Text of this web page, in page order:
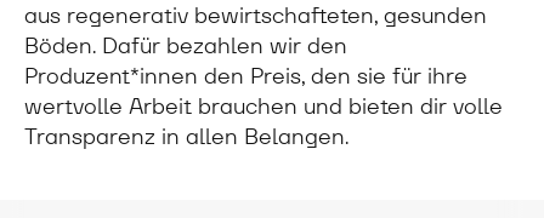
aus regenerativ bewirtschafteten, gesunden
Böden. Dafür bezahlen wir den
Produzent*innen den Preis, den sie für ihre
wertvolle Arbeit brauchen und bieten dir volle
Transparenz in allen Belangen.